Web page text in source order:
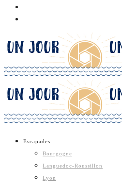
Escapades
Bourgogne
Languedoc-Roussillon
Lyon